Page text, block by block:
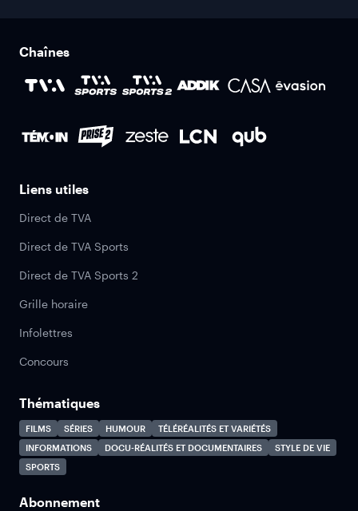
Chaînes
Liens utiles
Direct de TVA
Direct de TVA Sports
Direct de TVA Sports 2
Grille horaire
Infolettres
Concours
Thématiques
FILMS SÉRIES HUMOUR
TÉLÉRÉALITÉS ET VARIÉTÉS
INFORMATIONS
DOCU-RÉALITÉS ET DOCUMENTAIRES
STYLE DE VIE
SPORTS
Abonnement